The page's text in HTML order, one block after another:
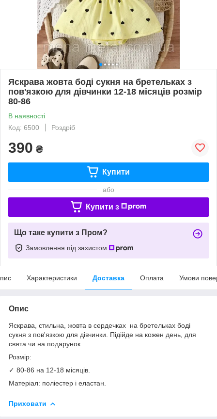
Яскрава жовта боді сукня на бретельках з
пов'язкою для дівчинки 12-18 місяців розмір
80-86
В наявності
Код: 6500
Роздріб
390 ₴
Купити
або
Купити з
Що таке купити з Пром?
Замовлення під захистом
Характеристики Доставка Оплата Умови
Опис
Яскрава, стильна, жовта в сердечках на бретельках боді
сукня з пов'язкою для дівчинки. Підійде на кожен день, для
свята чи на подарунок.
Розмір:
✓ 80-86 на 12-18 місяців.
Матеріал: поліестер і еластан.
Приховати